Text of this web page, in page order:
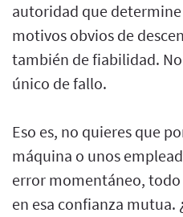
autoridad que
motivos obvios de
también de fiabilidad.
único de fallo.
Eso es, no quieres que
máquina o unos
error momentáneo, todo
en esa confianza mutua.